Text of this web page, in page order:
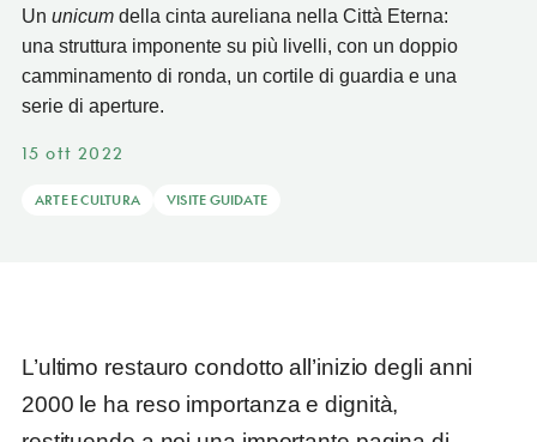
Un unicumdella cinta aureliana nella Città Eterna:
una struttura imponente su più livelli, con un doppio
camminamento di ronda, un cortile di guardia e una
serie di aperture.
15 ott 2022
ARTE E CULTURA VISITE GUIDATE
L’ultimo restauro condotto all’inizio degli anni
2000 le ha reso importanza e dignità,